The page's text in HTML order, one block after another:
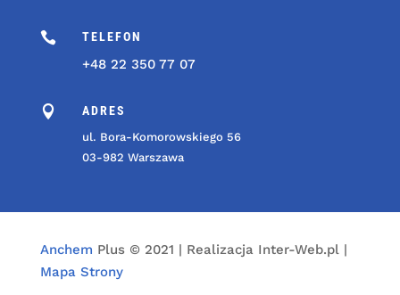
 TELEFON
+48 22 350 77 07
 ADRES
ul. Bora-Komorowskiego 56
03-982 Warszawa
Anchem Plus © 2021 | Realizacja Inter-Web.pl |
Mapa Strony